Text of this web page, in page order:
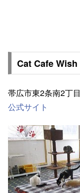
Cat Cafe Wish
帯広市東2条南2丁
公式サイト